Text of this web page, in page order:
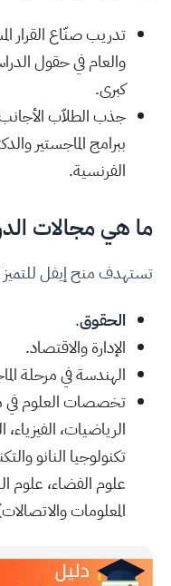
تدريب صنّاع القرار
والعام في حقول
كبرى.
جذب الطلاّب
ببرامج الماجستير
الفرنسية.
ما هي مجالات
تستهدف منح إيفل
الحقوق.
الإدارة والاقتصاد.
الهندسة في مرحلة
تخصصات العلوم في
الرياضيات، الفيزياء،
تكنولوجيا النانو
علوم الفضاء، علوم
المعلومات